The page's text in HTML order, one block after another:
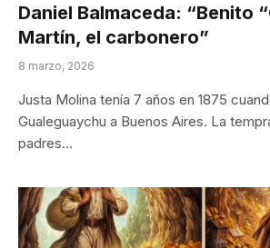
Daniel Balmaceda: “Benito
Martín, el carbonero”
8 marzo, 2026
Justa Molina tenía 7 años en 1875
Gualeguaychu a Buenos Aires. La
padres…